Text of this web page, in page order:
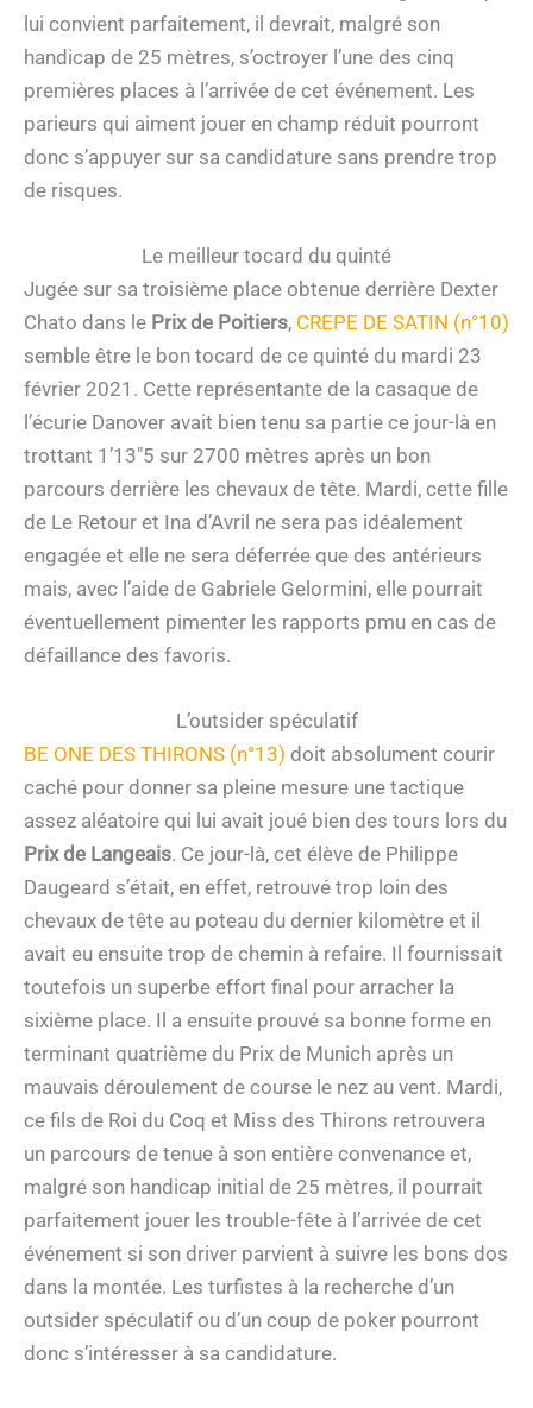
lui convient parfaitement, il devrait, malgré son
handicap de 25 mètres, s’octroyer l’une des cinq
premières places à l’arrivée de cet événement. Les
parieurs qui aiment jouer en champ réduit pourront
donc s’appuyer sur sa candidature sans prendre trop
de risques.
Le meilleur tocard du quinté
Jugée sur sa troisième place obtenue derrière Dexter
Chato dans le Prix de Poitiers, CREPE DE SATIN (n°10)
semble être le bon tocard de ce quinté du mardi 23
février 2021. Cette représentante de la casaque de
l’écurie Danover avait bien tenu sa partie ce jour-là en
trottant 1’13″5 sur 2700 mètres après un bon
parcours derrière les chevaux de tête. Mardi, cette fille
de Le Retour et Ina d’Avril ne sera pas idéalement
engagée et elle ne sera déferrée que des antérieurs
mais, avec l’aide de Gabriele Gelormini, elle pourrait
éventuellement pimenter les rapports pmu en cas de
défaillance des favoris.
L’outsider spéculatif
BE ONE DES THIRONS (n°13) doit absolument courir
caché pour donner sa pleine mesure une tactique
assez aléatoire qui lui avait joué bien des tours lors du
Prix de Langeais. Ce jour-là, cet élève de Philippe
Daugeard s’était, en effet, retrouvé trop loin des
chevaux de tête au poteau du dernier kilomètre et il
avait eu ensuite trop de chemin à refaire. Il fournissait
toutefois un superbe effort final pour arracher la
sixième place. Il a ensuite prouvé sa bonne forme en
terminant quatrième du Prix de Munich après un
mauvais déroulement de course le nez au vent. Mardi,
ce fils de Roi du Coq et Miss des Thirons retrouvera
un parcours de tenue à son entière convenance et,
malgré son handicap initial de 25 mètres, il pourrait
parfaitement jouer les trouble-fête à l’arrivée de cet
événement si son driver parvient à suivre les bons dos
dans la montée. Les turfistes à la recherche d’un
outsider spéculatif ou d’un coup de poker pourront
donc s’intéresser à sa candidature.